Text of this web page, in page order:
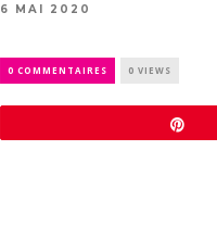
6 MAI 2020
0 COMMENTAIRES 0 VIEWS